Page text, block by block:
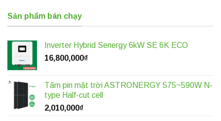
Sản phẩm bán chạy
Inverter Hybrid Senergy 6kW SE 6K ECO
16,800,000₫
Tấm pin mặt trời ASTRONERGY 575~590W N-
type Half-cut cell
2,010,000₫